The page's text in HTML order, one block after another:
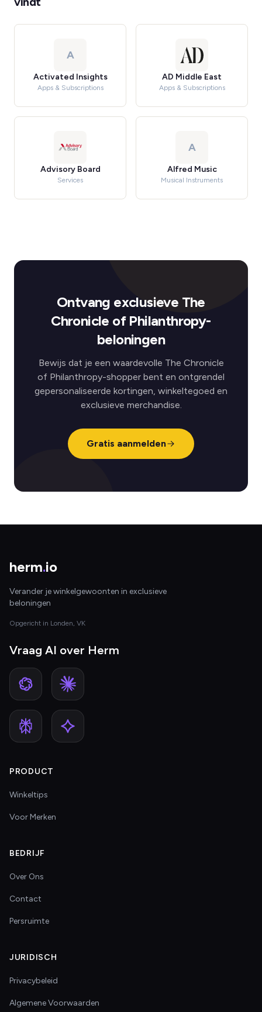
A
Activated Insights
Apps & Subscriptions
AD Middle East
Apps & Subscriptions
Advisory Board
Services
A
Alfred Music
Musical Instruments
Ontvang exclusieve The
Chronicle of Philanthropy-
beloningen
Bewijs dat je een waardevolle The Chronicle
of Philanthropy-shopper bent en ontgrendel
gepersonaliseerde kortingen, winkeltegoed en
exclusieve merchandise.
Gratis aanmelden
herm.io
Verander je winkelgewoonten in exclusieve
beloningen
Opgericht in Londen, VK
Vraag AI over Herm
PRODUCT
Winkeltips
Voor Merken
BEDRIJF
Over Ons
Contact
Persruimte
JURIDISCH
Privacybeleid
Algemene Voorwaarden